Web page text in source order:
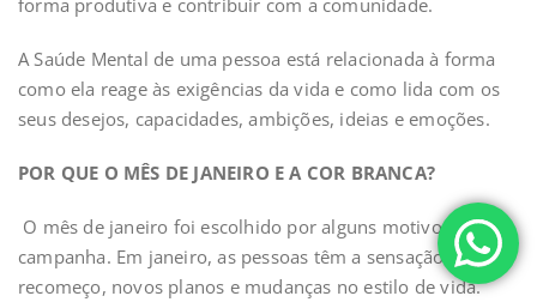
forma produtiva e contribuir com a comunidade.
A Saúde Mental de uma pessoa está relacionada à forma
como ela reage às exigências da vida e como lida com os
seus desejos, capacidades, ambições, ideias e emoções.
POR QUE O MÊS DE JANEIRO E A COR BRANCA?
O mês de janeiro foi escolhido por alguns motivos pela
campanha. Em janeiro, as pessoas têm a sensação de um
recomeço, novos planos e mudanças no estilo de vida.